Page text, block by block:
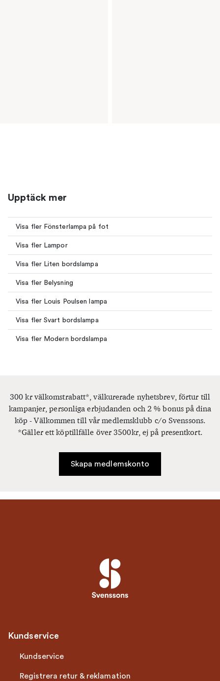
Upptäck mer
Visa fler Fönsterlampa på fot
Visa fler Lampor
Visa fler Liten bordslampa
Visa fler Belysning
Visa fler Louis Poulsen lampa
Visa fler Svart bordslampa
Visa fler Modern bordslampa
300 kr välkomstrabatt*, välkurerade nyhetsbrev, förtur till
kampanjer, personliga erbjudanden och 2 % bonus på dina
köp - Välkommen till vår medlemsklubb c/o Svenssons.
*Gäller ett köptillfälle över 3500kr, ej på presentkort.
Skapa medlemskonto
Kundservice
Kundservice
Registrera retur & reklamation